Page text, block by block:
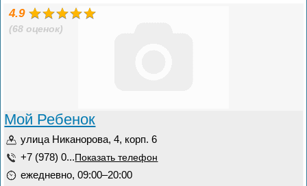
4.9
(68 оценок)
Мой Ребенок
улица Никанорова, 4, корп. 6
+7 (978) 0... Показать телефон
ежедневно, 09:00–20:00